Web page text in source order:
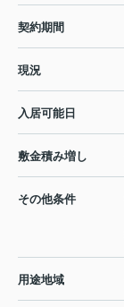
契約期間
現況
入居可能日
敷金積み増し
その他条件
用途地域